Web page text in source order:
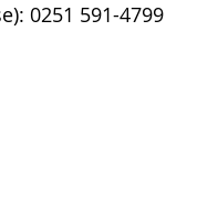
0251 591-4799